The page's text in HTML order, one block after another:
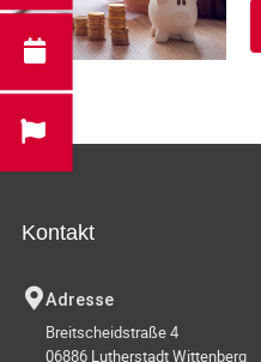
Kontakt
Adresse
Breitscheidstraße 4
06886 Lutherstadt Wittenberg